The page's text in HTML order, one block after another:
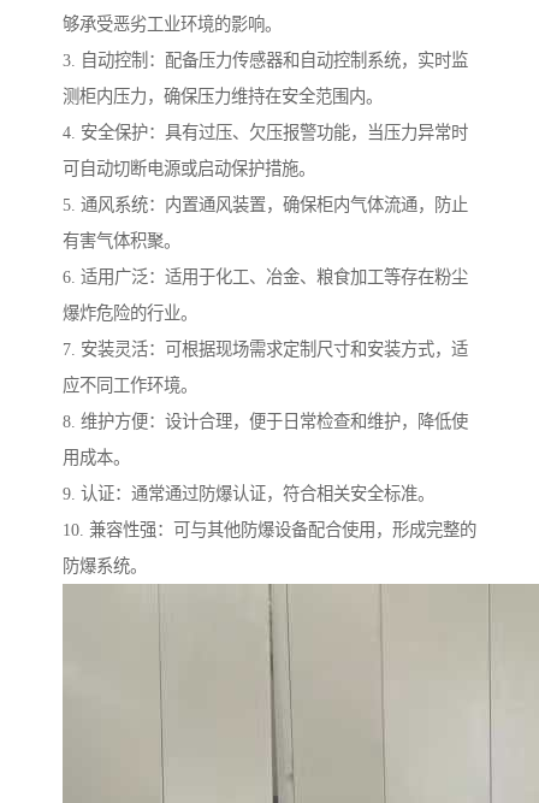
够承受恶劣工业环境的影响。
3. 自动控制：配备压力传感器和自动控制系统，实时监
测柜内压力，确保压力维持在安全范围内。
4. 安全保护：具有过压、欠压报警功能，当压力异常时
可自动切断电源或启动保护措施。
5. 通风系统：内置通风装置，确保柜内气体流通，防止
有害气体积聚。
6. 适用广泛：适用于化工、冶金、粮食加工等存在粉尘
爆炸危险的行业。
7. 安装灵活：可根据现场需求定制尺寸和安装方式，适
应不同工作环境。
8. 维护方便：设计合理，便于日常检查和维护，降低使
用成本。
9. 认证：通常通过防爆认证，符合相关安全标准。
10. 兼容性强：可与其他防爆设备配合使用，形成完整的
防爆系统。